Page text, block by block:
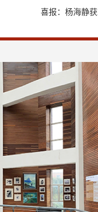
续文脉”课堂搬
喜报：杨海静